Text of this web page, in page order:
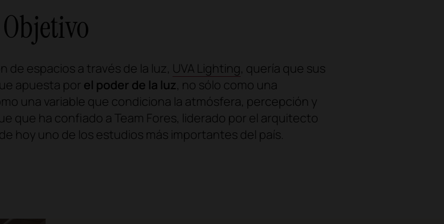
Objetivo
de espacios a través de la luz, UVA Lighting, quería que sus
apuesta por el poder de la luz, no sólo como una
una variable que condiciona la atmósfera, percepción y
que ha confiado a Team Fores, liderado por el arquitecto
hoy uno de los estudios más importantes del país.